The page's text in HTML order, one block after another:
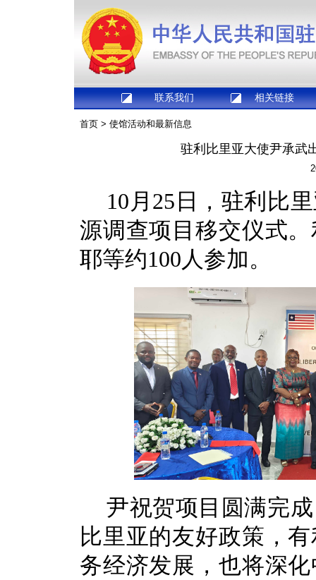
联系我们 相关链接
首页 > 使馆活动和最新信息
驻利比里亚大使尹承武
10月25日，驻利比
源调查项目移交仪式
耶等约100人参加。
尹祝贺项目圆满完
比里亚的友好政策，
务经济发展，也将深